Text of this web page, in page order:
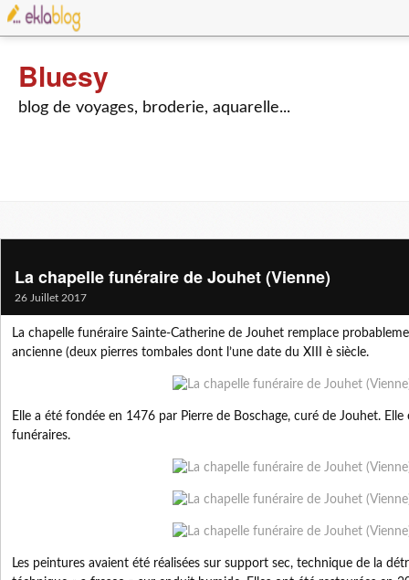
Bluesy
blog de voyages, broderie, aquarelle...
La chapelle funéraire de Jouhet (Vienne)
26 Juillet 2017
La chapelle funéraire Sainte-Catherine de Jouhet remplace
ancienne (deux pierres tombales dont l’une date du XIII è siècle.
Elle a été fondée en 1476 par Pierre de Boschage, curé de Jouhet.
funéraires.
Les peintures avaient été réalisées sur support sec, technique de la